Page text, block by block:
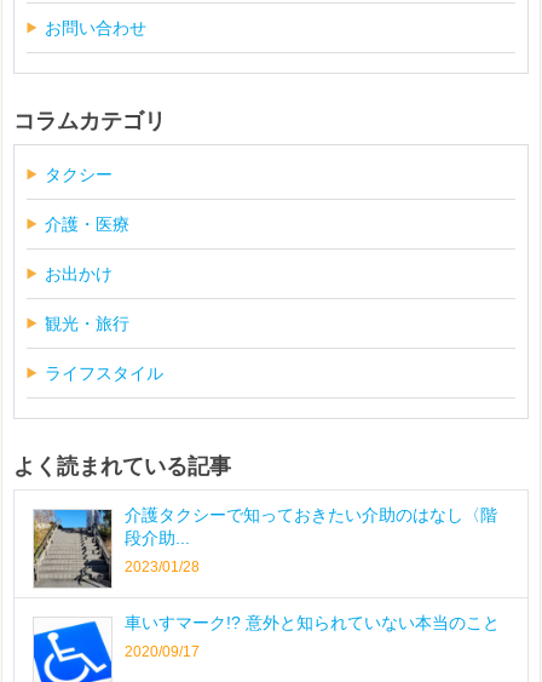
お問い合わせ
コラムカテゴリ
タクシー
介護・医療
お出かけ
観光・旅行
ライフスタイル
よく読まれている記事
介護タクシーで知っておきたい介助のはなし〈階
段介助...
2023/01/28
車いすマーク!? 意外と知られていない本当のこと
2020/09/17